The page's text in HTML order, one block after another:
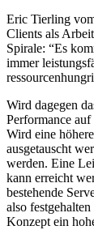
Eric Tierling
Clients als
Spirale: “Es
immer
Wird dagegen
Performance
Wird eine
ausgetauscht
werden. Eine
kann erreicht
bestehende
also
Konzept ein